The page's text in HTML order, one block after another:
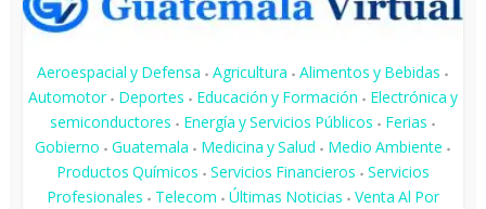
Aeroespacial y Defensa • Agricultura • Alimentos y Bebidas •
Automotor • Deportes • Educación y Formación • Electrónica y
semiconductores • Energía y Servicios Públicos • Ferias •
Gobierno • Guatemala • Medicina y Salud • Medio Ambiente •
Productos Químicos • Servicios Financieros • Servicios
Profesionales • Telecom • Últimas Noticias • Venta Al Por